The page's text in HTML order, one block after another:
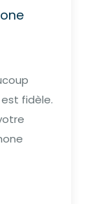
fidèle.